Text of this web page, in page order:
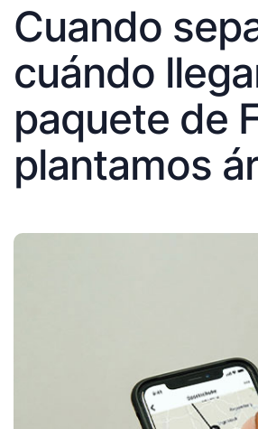
Cuando
cuándo
paquete de
plantamos